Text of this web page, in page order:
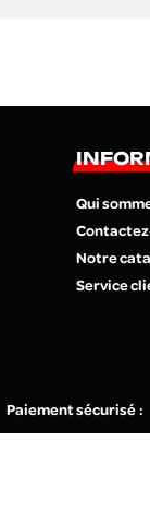
Qui
Notre
Service
Paiement sécurisé